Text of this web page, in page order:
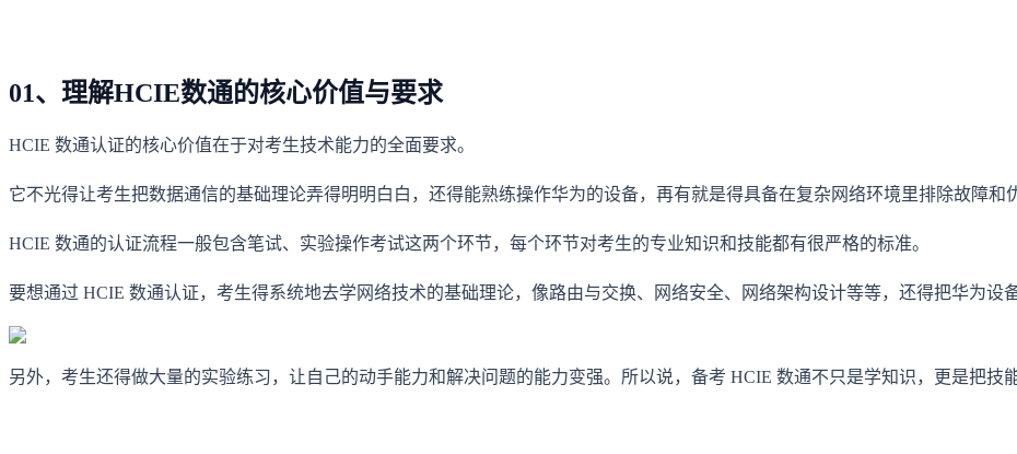
01、理解HCIE数通的核心价值与要求
HCIE 数通认证的核心价值在于对考生技术能力的全面要求。
它不光得让考生把数据通信的基础理论弄得明明白白，还得能熟练操作华为的设备，再有就是得具备在复杂网络环境里排除故障和
HCIE 数通的认证流程一般包含笔试、实验操作考试这两个环节，每个环节对考生的专业知识和技能都有很严格的标准。
要想通过 HCIE 数通认证，考生得系统地去学网络技术的基础理论，像路由与交换、网络安全、网络架构设计等等，还得把华为设
另外，考生还得做大量的实验练习，让自己的动手能力和解决问题的能力变强。所以说，备考 HCIE 数通不只是学知识，更是把技